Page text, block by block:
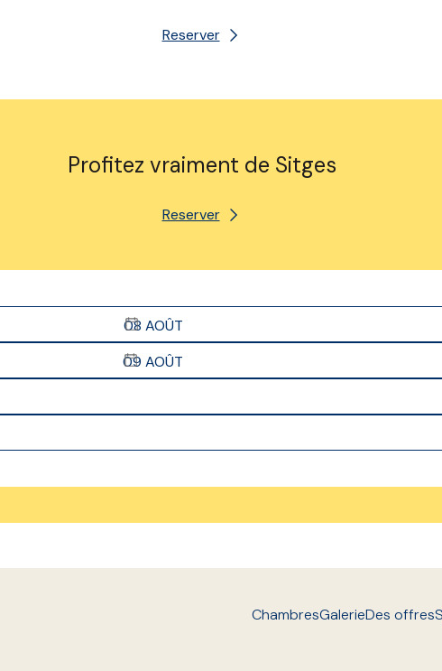
Reserver
Profitez vraiment de Sitges
Reserver
08 AOÛT
09 AOÛT
ChambresGalerieDes offres